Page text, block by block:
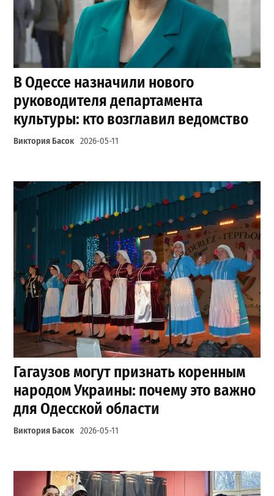
В Одессе назначили нового
руководителя департамента
культуры: кто возглавил ведомство
Виктория Басок 2026-05-11
Гагаузов могут признать коренным
народом Украины: почему это важно
для Одесской области
Виктория Басок 2026-05-11